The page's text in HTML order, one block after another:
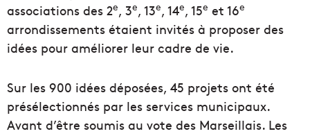
associations des 2e, 3e, 13e, 14e, 15e et 16e
arrondissements étaient invités à proposer des
idées pour améliorer leur cadre de vie.
Sur les 900 idées déposées, 45 projets ont été
présélectionnés par les services municipaux.
Avant d’être soumis au vote des Marseillais. Les